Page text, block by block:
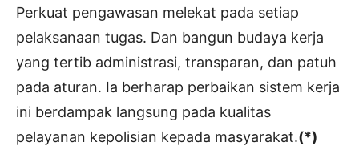
Perkuat pengawasan melekat pada setiap
pelaksanaan tugas. Dan bangun budaya kerja
yang tertib administrasi, transparan, dan patuh
pada aturan. Ia berharap perbaikan sistem kerja
ini berdampak langsung pada kualitas
pelayanan kepolisian kepada masyarakat.(*)